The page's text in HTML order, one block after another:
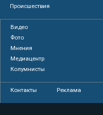
Происшествия
Видео
Фото
Мнения
Медиацентр
Колумнисты
Контакты Реклама